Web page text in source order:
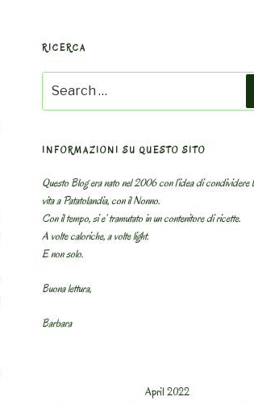
RICERCA
for:
INFORMAZIONI SU QUESTO SITO
Questo Blog era nato nel 2006 con l’idea di condividere
vita a Patatolandia, con il Nonno.
Con il tempo, si e’ tramutato in un contenitore di ricette.
A volte caloriche, a volte light.
E non solo.
Buona lettura,
Barbara
April 2022